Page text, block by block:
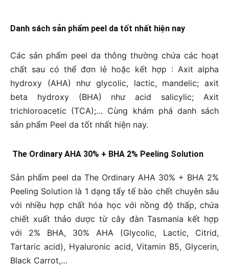
Danh sách sản phẩm peel da tốt nhất hiện nay
Các sản phẩm peel da thông thường chứa các hoạt
chất sau có thể đơn lẻ hoặc kết hợp : Axit alpha
hydroxy (AHA) như glycolic, lactic, mandelic; axit
beta hydroxy (BHA) như acid salicylic; Axit
trichloroacetic (TCA);… Cùng khám phá danh sách
sản phẩm Peel da tốt nhất hiện nay.
The Ordinary AHA 30% + BHA 2% Peeling Solution
Sản phẩm peel da The Ordinary AHA 30% + BHA 2%
Peeling Solution là 1 dạng tẩy tế bào chết chuyên sâu
với nhiều hợp chất hóa học với nồng độ thấp, chứa
chiết xuất thảo dược từ cây đàn Tasmania kết hợp
với 2% BHA, 30% AHA (Glycolic, Lactic, Citrid,
Tartaric acid), Hyaluronic acid, Vitamin B5, Glycerin,
Black Carrot,…